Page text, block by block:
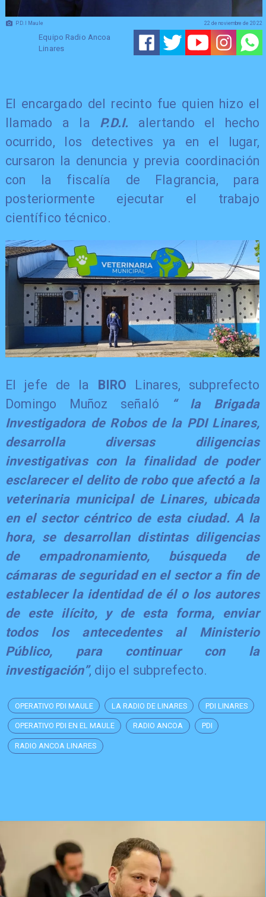
P.D.I Maule
Equipo Radio Ancoa
Linares
22 de noviembre de 2022
El encargado del recinto fue quien hizo el
llamado a la P.D.I. alertando el hecho
ocurrido, los detectives ya en el lugar,
cursaron la denuncia y previa coordinación
con la fiscalía de Flagrancia, para
posteriormente ejecutar el trabajo
científico técnico.
El jefe de la BIRO Linares, subprefecto
Domingo Muñoz señaló
“ la Brigada
Investigadora de Robos de la PDI Linares,
desarrolla diversas diligencias
investigativas con la finalidad de poder
esclarecer el delito de robo que afectó a la
veterinaria municipal de Linares, ubicada
en el sector céntrico de esta ciudad. A la
hora, se desarrollan distintas diligencias
de empadronamiento, búsqueda de
cámaras de seguridad en el sector a fin de
establecer la identidad de él o los autores
de este ilícito, y de esta forma, enviar
todos los antecedentes al Ministerio
Público, para continuar con la
investigación”, dijo el subprefecto.
OPERATIVO PDI MAULE LA RADIO DE LINARES PDI LINARES
OPERATIVO PDI EN EL MAULE RADIO ANCOA PDI
RADIO ANCOA LINARES